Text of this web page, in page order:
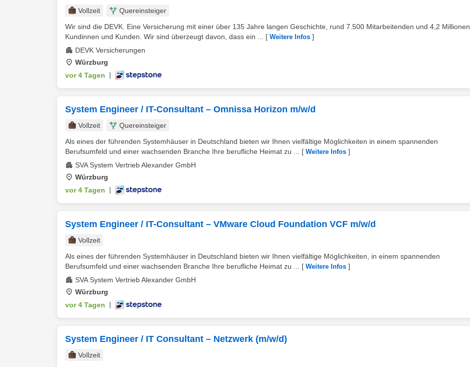
Vollzeit
Quereinsteiger
Wir sind die DEVK. Eine Versicherung mit einer über 135 Jahre langen Geschichte, rund 7.500 Mitarbeitenden und 4,2 Millionen
Kundinnen und Kunden. Wir sind überzeugt davon, dass ein ...
[ Weitere Infos ]
DEVK Versicherungen
Würzburg
vor 4 Tagen
System Engineer / IT-Consultant – Omnissa Horizon m/w/d
Vollzeit
Quereinsteiger
Als eines der führenden Systemhäuser in Deutschland bieten wir Ihnen vielfältige Möglichkeiten in einem spannenden
Berufsumfeld und einer wachsenden Branche Ihre berufliche Heimat zu ...
[ Weitere Infos ]
SVA System Vertrieb Alexander GmbH
Würzburg
vor 4 Tagen
System Engineer / IT-Consultant – VMware Cloud Foundation VCF m/w/d
Vollzeit
Als eines der führenden Systemhäuser in Deutschland bieten wir Ihnen vielfältige Möglichkeiten, in einem spannenden
Berufsumfeld und einer wachsenden Branche Ihre berufliche Heimat zu ...
[ Weitere Infos ]
SVA System Vertrieb Alexander GmbH
Würzburg
vor 4 Tagen
System Engineer / IT Consultant – Netzwerk (m/w/d)
Vollzeit